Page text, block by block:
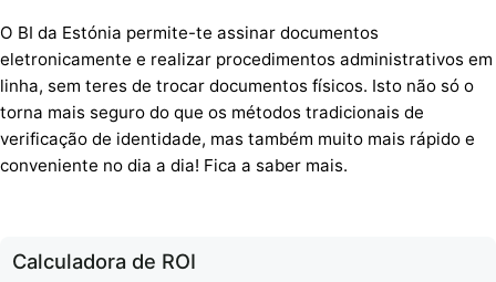
O BI da Estónia permite-te assinar documentos
eletronicamente e realizar procedimentos administrativos em
linha, sem teres de trocar documentos físicos. Isto não só o
torna mais seguro do que os métodos tradicionais de
verificação de identidade, mas também muito mais rápido e
conveniente no dia a dia! Fica a saber mais.
Calculadora de ROI